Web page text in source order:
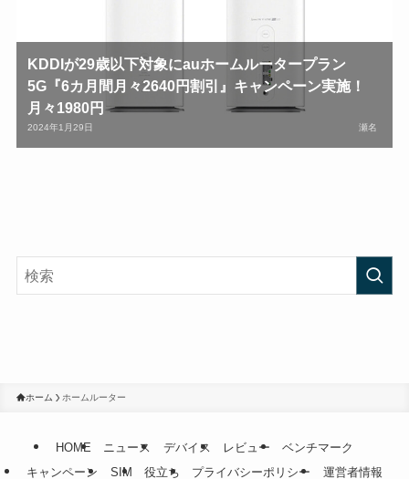
KDDIが29歳以下対象にauホームルータープラン
5G『6カ月間月々2640円割引』キャンペーン実施！
月々1980円
2024年1月29日 瀬名
ホーム ホームルーター
HOME ニュース デバイス レビュー
ベンチマーク
キャンペーン
SIM 役立ち プライバシーポリシー 運営者情報